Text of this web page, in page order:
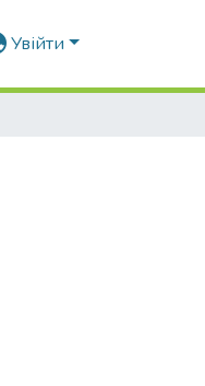
Увійти